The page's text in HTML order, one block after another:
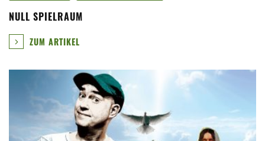
NULL SPIELRAUM
ZUM ARTIKEL